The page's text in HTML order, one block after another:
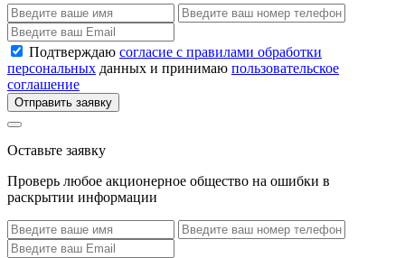
Подтверждаю согласие с правилами обработки
персональных данных и принимаю пользовательское
соглашение
Отправить заявку
Оставьте заявку
Проверь любое акционерное общество на ошибки в
раскрытии информации